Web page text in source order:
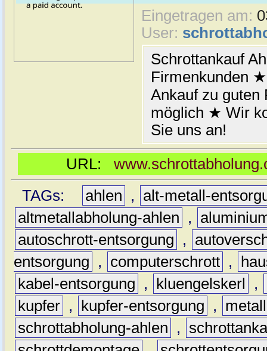
Eingetragen am:
User:
Schrottankauf
Firmenkunden
Ankauf zu
möglich ★ Wir
Sie uns an!
URL:
TAGs:
ahlen ,
alt-metall-
altmetallabholung-ahlen
,
autoschrott-entsorgung
,
entsorgung
, computerschrott ,
kabel-entsorgung
, kluengelskerl ,
kupfer , kupfer-entsorgung ,
metall
schrottabholung-ahlen
,